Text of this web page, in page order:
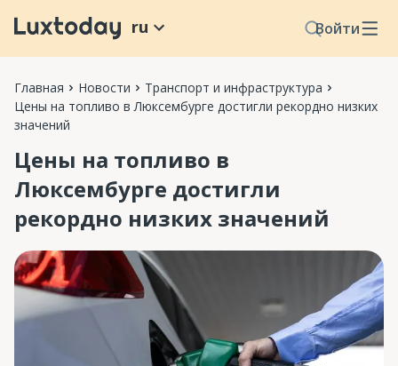
Войти
ru
Главная Новости
Транспорт и инфраструктура
Цены на топливо в Люксембурге достигли рекордно низких
значений
Цены на топливо в
Люксембурге достигли
рекордно низких значений